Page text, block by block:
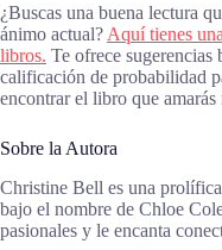
¿Buscas una buena lectura
ánimo actual? Aquí tienes
libros. Te ofrece sugerencias
calificación de probabilidad
encontrar el libro que amarás
Sobre la Autora
Christine Bell es una
bajo el nombre de Chloe
pasionales y le encanta